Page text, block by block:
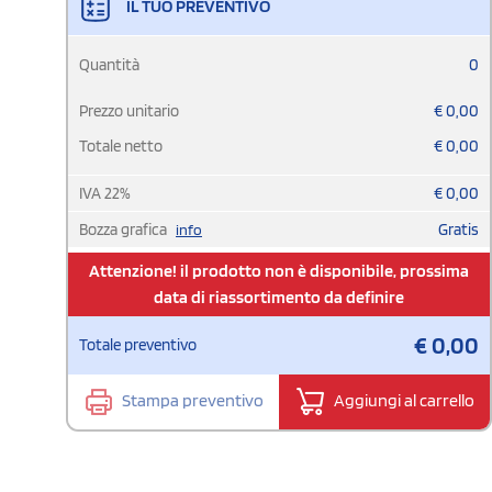
IL TUO PREVENTIVO
Quantità 0
Prezzo unitario €0,00
Totale netto
€0,00
IVA22% €0,00
Bozza grafica info Gratis
Attenzione! il prodotto non è disponibile, prossima
data di riassortimento da definire
Totale preventivo €0,00
Stampa preventivo Aggiungi al carrello